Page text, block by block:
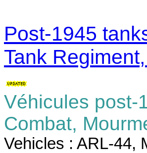
Post-1945
Tank
Véhicules post-
Combat,
Vehicles : ARL-44,